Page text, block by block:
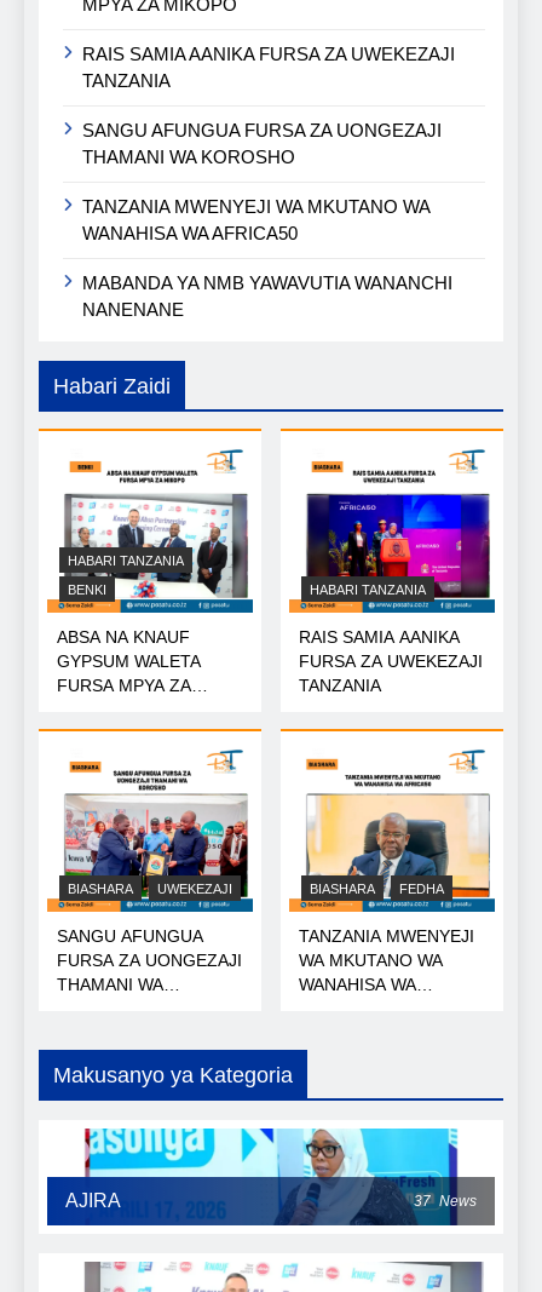
MPYA ZA MIKOPO
RAIS SAMIA AANIKA FURSA ZA UWEKEZAJI
TANZANIA
SANGU AFUNGUA FURSA ZA UONGEZAJI
THAMANI WA KOROSHO
TANZANIA MWENYEJI WA MKUTANO WA
WANAHISA WA AFRICA50
MABANDA YA NMB YAWAVUTIA WANANCHI
NANENANE
Habari Zaidi
HABARI TANZANIA
BENKI
ABSA NA KNAUF
GYPSUM WALETA
FURSA MPYA ZA
HABARI TANZANIA
RAIS SAMIA AANIKA
FURSA ZA UWEKEZAJI
TANZANIA
BIASHARA UWEKEZAJI
SANGU AFUNGUA
FURSA ZA UONGEZAJI
THAMANI WA
BIASHARA FEDHA
TANZANIA MWENYEJI
WA MKUTANO WA
WANAHISA WA
Makusanyo ya Kategoria
AJIRA 37 News